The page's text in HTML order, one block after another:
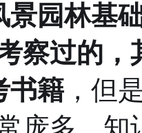
景园林基
察过的，
书籍 ，但